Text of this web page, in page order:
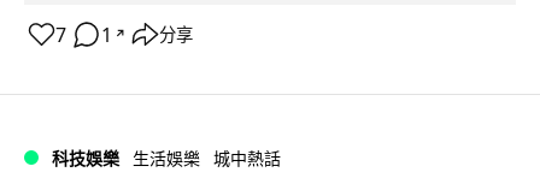
7 1 ↗ 分享
科技娛樂 生活娛樂 城中熱話